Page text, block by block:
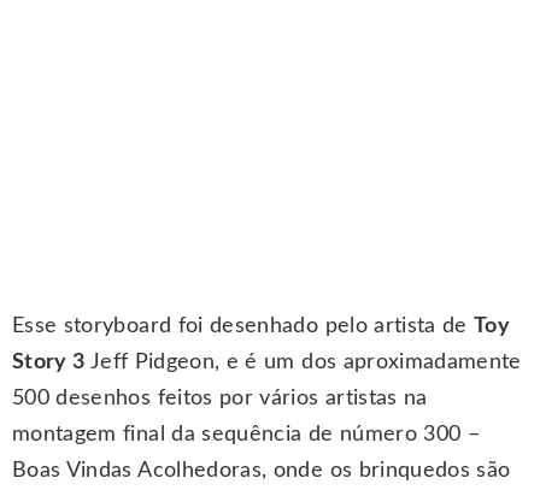
Esse storyboard foi desenhado pelo artista deToy
Story 3 Jeff Pidgeon, e é um dos aproximadamente
500 desenhos feitos por vários artistas na
montagem final da sequência de número 300 –
Boas Vindas Acolhedoras, onde os brinquedos são